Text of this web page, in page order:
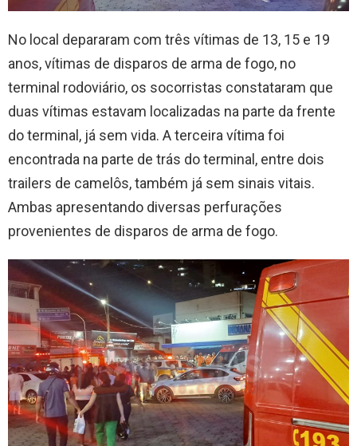
No local depararam com três vítimas de 13, 15 e 19
anos, vítimas de disparos de arma de fogo, no
terminal rodoviário, os socorristas constataram que
duas vítimas estavam localizadas na parte da frente
do terminal, já sem vida. A terceira vítima foi
encontrada na parte de trás do terminal, entre dois
trailers de camelôs, também já sem sinais vitais.
Ambas apresentando diversas perfurações
provenientes de disparos de arma de fogo.